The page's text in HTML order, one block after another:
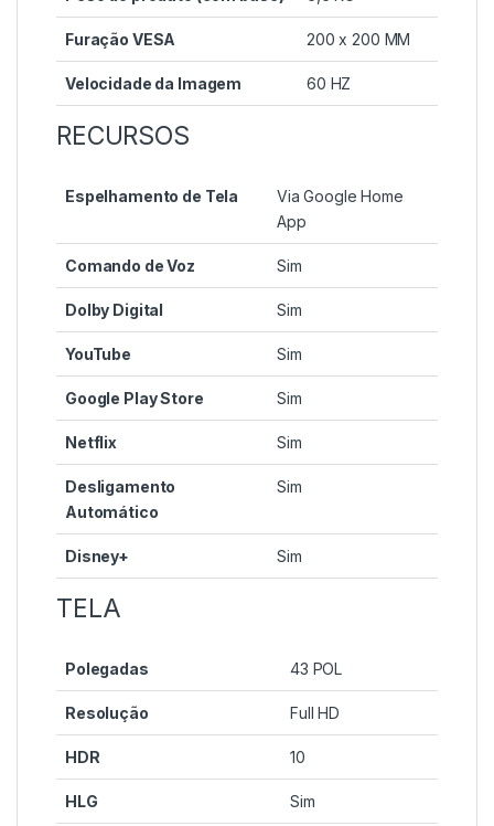
Furação VESA 200 x 200 MM
Velocidade da Imagem 60 HZ
RECURSOS
Espelhamento de Tela
Via Google Home
App
Comando de Voz Sim
Dolby Digital Sim
YouTube Sim
Google Play Store Sim
Netflix Sim
Desligamento
Automático
Sim
Disney+ Sim
TELA
Polegadas 43 POL
Resolução Full HD
HDR 10
HLG Sim